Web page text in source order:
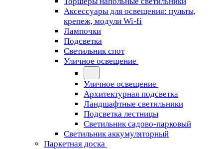
Аксессуары для освещения: пульты,
крепеж, модули Wi-fi
Лампочки
Подсветка
Светильник спот
Уличное освещение
Уличное освещение
Архитектурная подсветка
Ландшафтные светильники
Подсветка лестницы
Светильник садово-парковый
Светильник аккумуляторный
Паркетная доска